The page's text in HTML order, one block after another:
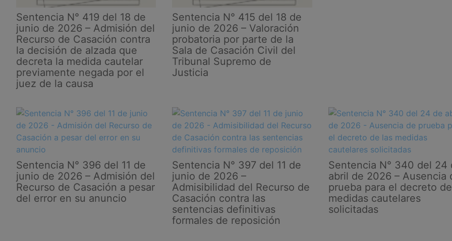
de
auto
dictado
en
fase
de
ejecución
en
de
partición
Sentencia N° 419 del 18 de
junio de 2026 – Admisión del
Recurso de Casación contra
la decisión de alzada que
decreta la medida cautelar
previamente negada por el
juez de la causa
Sentencia N° 415 del 18 de
junio de 2026 – Valoración
probatoria por parte de la
Sala de Casación Civil del
Tribunal Supremo de
Justicia
Sentencia N° 396 del 11 de
junio de 2026 – Admisión del
Recurso de Casación a pesar
del error en su anuncio
Sentencia N° 397 del 11 de
junio de 2026 –
Admisibilidad del Recurso de
Casación contra las
sentencias definitivas
formales de reposición
Sentencia N° 340 del 24
abril de 2026 – Ausencia
prueba para el decreto
medidas cautelares
solicitadas